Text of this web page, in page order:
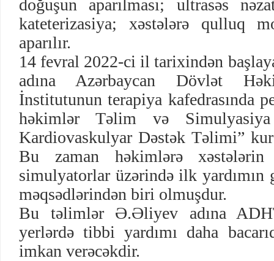
doğuşun aparılması; ultrasəs
kateterizasiya; xəstələrə qulluq
aparılır.
14 fevral 2022-ci il tarixindən
adına Azərbaycan Dövlət
İnstitutunun terapiya kafedrasında
həkimlər Təlim və
Kardiovaskulyar Dəstək Təlimi”
Bu zaman həkimlərə xəstələrin
simulyatorlar üzərində ilk yardımın
məqsədlərindən biri olmuşdur.
Bu təlimlər Ə.Əliyev adına
yerlərdə tibbi yardımı daha
imkan verəcəkdir.